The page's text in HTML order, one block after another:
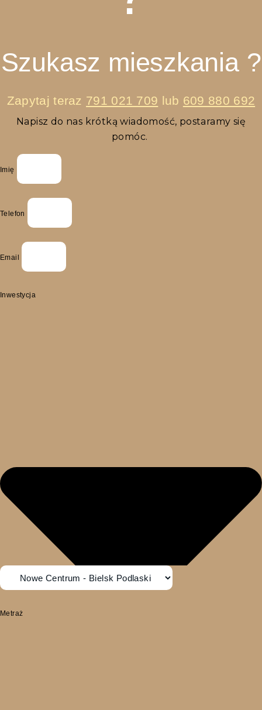
Szukasz mieszkania ?
Zapytaj teraz 791 021 709 lub 609 880 692
Napisz do nas krótką wiadomość, postaramy się
pomóc.
Imię
Telefon
Email
Inwestycja
Metraż